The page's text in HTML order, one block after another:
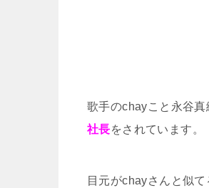
歌手のchayこと永谷
社長をされています。
目元がchayさんと似て